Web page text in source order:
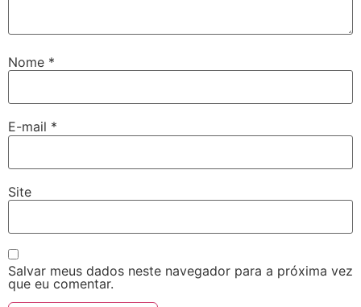
Nome *
E-mail *
Site
Salvar meus dados neste navegador para a próxima vez
que eu comentar.